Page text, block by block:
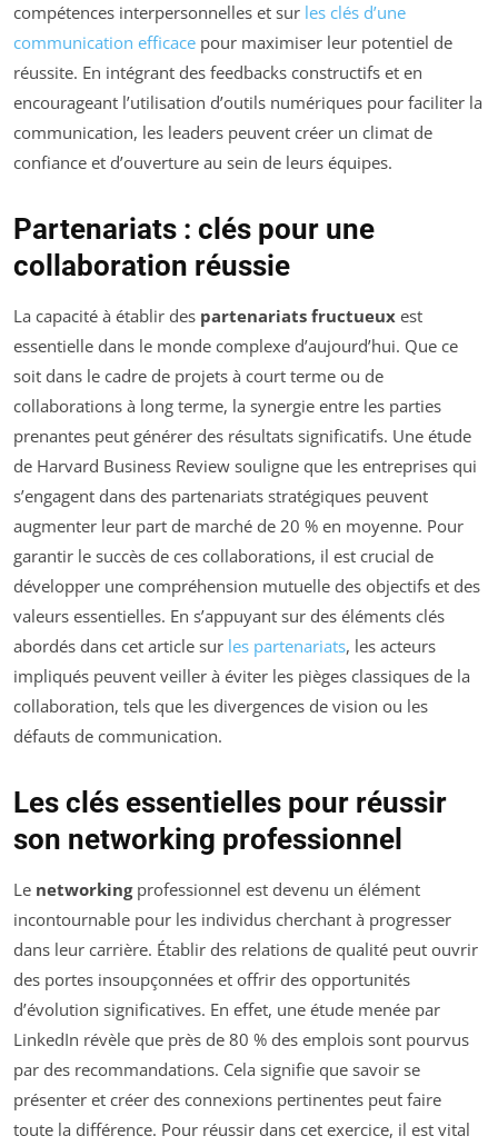
compétences interpersonnelles et sur les clés d’une
communication efficace pour maximiser leur potentiel de
réussite. En intégrant des feedbacks constructifs et en
encourageant l’utilisation d’outils numériques pour faciliter la
communication, les leaders peuvent créer un climat de
confiance et d’ouverture au sein de leurs équipes.
Partenariats : clés pour une
collaboration réussie
La capacité à établir des partenariats fructueux est
essentielle dans le monde complexe d’aujourd’hui. Que ce
soit dans le cadre de projets à court terme ou de
collaborations à long terme, la synergie entre les parties
prenantes peut générer des résultats significatifs. Une étude
de Harvard Business Review souligne que les entreprises qui
s’engagent dans des partenariats stratégiques peuvent
augmenter leur part de marché de 20 % en moyenne. Pour
garantir le succès de ces collaborations, il est crucial de
développer une compréhension mutuelle des objectifs et des
valeurs essentielles. En s’appuyant sur des éléments clés
abordés dans cet article sur les partenariats, les acteurs
impliqués peuvent veiller à éviter les pièges classiques de la
collaboration, tels que les divergences de vision ou les
défauts de communication.
Les clés essentielles pour réussir
son networking professionnel
Le networkingprofessionnel est devenu un élément
incontournable pour les individus cherchant à progresser
dans leur carrière. Établir des relations de qualité peut ouvrir
des portes insoupçonnées et offrir des opportunités
d’évolution significatives. En effet, une étude menée par
LinkedIn révèle que près de 80 % des emplois sont pourvus
par des recommandations. Cela signifie que savoir se
présenter et créer des connexions pertinentes peut faire
toute la différence. Pour réussir dans cet exercice, il est vital